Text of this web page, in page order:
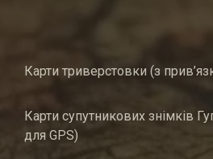
Карти триверстовки (з
Карти супутникових знімків
для GPS)